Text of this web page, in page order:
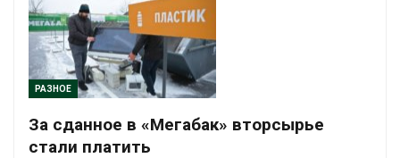
РАЗНОЕ
За сданное в «Мегабак» вторсырье
стали платить